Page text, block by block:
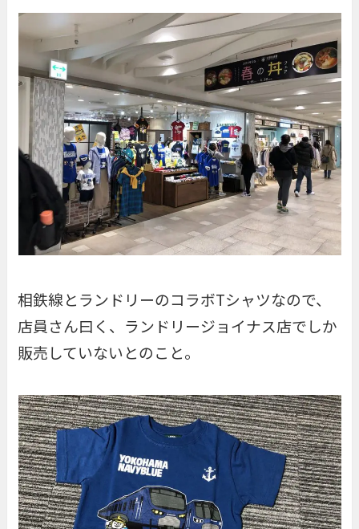
相鉄線とランドリーのコラボTシャツなので、
店員さん曰く、ランドリージョイナス店でしか
販売していないとのこと。